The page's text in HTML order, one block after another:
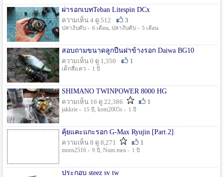
ผ่ารอกเบทTeban Litespin DCx
ความเห็น 4 ดู 512
3
ปลางับคับ - 6 เดือน, ปลางับคับ - 5 เดือน
สอบถามขนาดลูกปืนฝาข้างรอก Daiwa BG10
ความเห็น 0 ดู 1,350
1
เด็กสี่แคว - 1 ปี
SHIMANO TWINPOWER 8000 HG
ความเห็น 16 ดู 22,386
1
jakkrie - 15 ปี , kom2005s - 1 ปี
คุ้ยแคะแกะรอก G-Max Ryujin [Part.2]
ความเห็น 8 ดู 8,271
1
morn2516 - 9 ปี , Num mea - 1 ปี
ประกอบ steez sv tw